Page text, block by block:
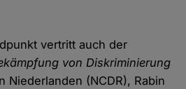
vertritt auch der
von Diskriminierung
Niederlanden (NCDR), Rabin